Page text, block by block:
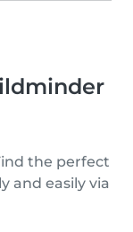
the perfect
and easily via